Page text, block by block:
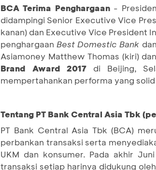
BCA Terima Penghargaan-
didampingi Senior Executive Vice
kanan) dan Executive Vice President
penghargaan Best Domestic Bank dan
Asiamoney Matthew Thomas (kiri)
Brand Award 2017 di Beijing,
mempertahankan performa yang
Tentang PT Bank Central Asia Tbk
PT Bank Central Asia Tbk (BCA)
perbankan transaksi serta
UKM dan konsumer. Pada akhir
transaksi setiap harinya didukung